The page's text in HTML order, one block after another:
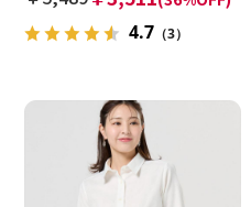
4.7（3）